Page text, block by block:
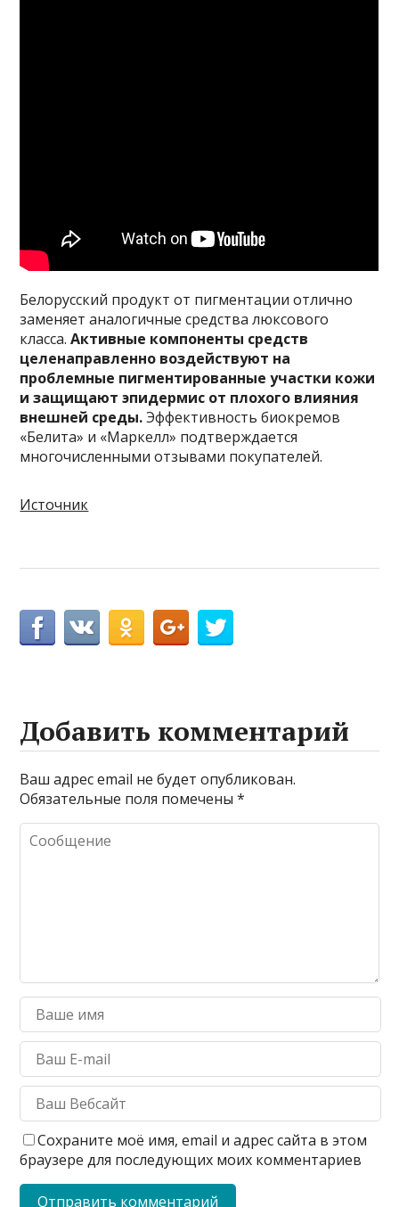
Белорусский продукт от пигментации отлично
заменяет аналогичные средства люксового
класса.Активные компоненты средств
целенаправленно воздействуют на
проблемные пигментированные участки кожи
и защищают эпидермис от плохого влияния
внешней среды.Эффективность биокремов
«Белита» и «Маркелл» подтверждается
многочисленными отзывами покупателей.
Источник
Добавить комментарий
Ваш адрес email не будет опубликован.
Обязательные поля помечены*
Сохраните моё имя, email и адрес сайта в этом
браузере для последующих моих комментариев